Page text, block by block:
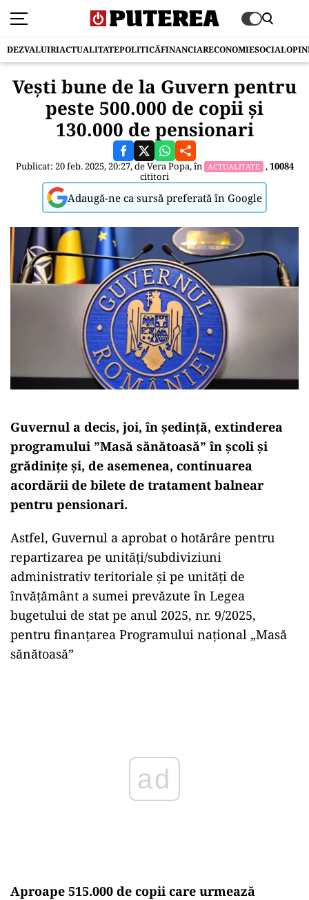
DEZVALUIRIACTUALITATEPOLITICĂFINANCIARECONOMIESOCIAL
Vești bune de la Guvern pentru
peste 500.000 de copii și
130.000 de pensionari
Publicat: 20 feb. 2025, 20:27, deVera Popa, în ACTUALITATE ,10084
cititori
Adaugă-ne ca sursă preferată în Google
Guvernul a decis, joi, în ședință, extinderea
programului ”Masă sănătoasă” în școli și
grădinițe și, de asemenea, continuarea
acordării de bilete de tratament balnear
pentru pensionari.
Astfel, Guvernul a aprobat o hotărâre pentru
repartizarea pe unităţi/subdiviziuni
administrativ teritoriale şi pe unităţi de
învăţământ a sumei prevăzute în Legea
bugetului de stat pe anul 2025, nr. 9/2025,
pentru finanţarea Programului naţional „Masă
sănătoasă”
Aproape 515.000 de copii care urmează